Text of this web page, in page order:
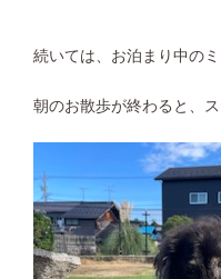
続いては、お泊まり中の
朝のお散歩が終わると、